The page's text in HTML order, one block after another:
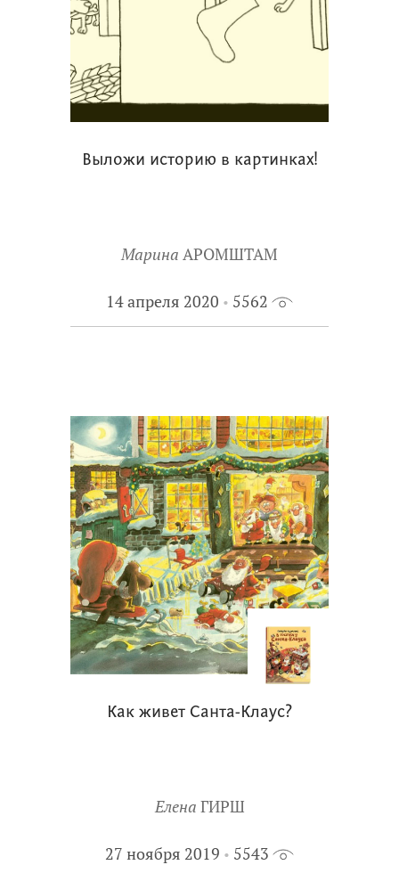
Выложи историю в картинках!
Марина АРОМШТАМ
14 апреля 2020 5562
Как живет Санта-Клаус?
Елена ГИРШ
27 ноября 2019 5543